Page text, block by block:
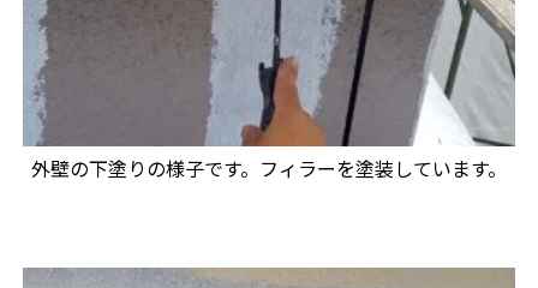
外壁の下塗りの様子です。フィラーを塗装しています。